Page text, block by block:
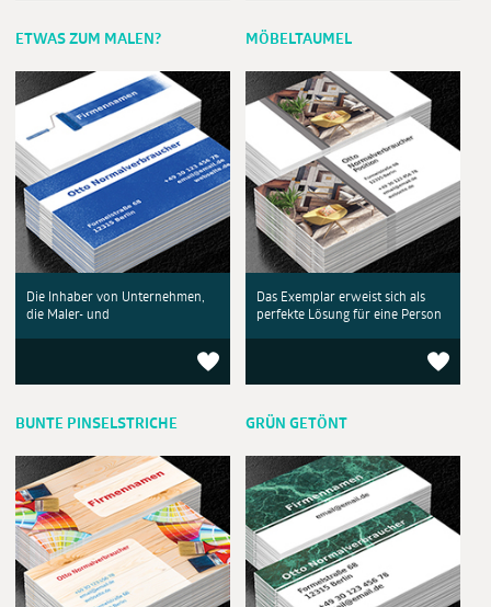
ETWAS ZUM MALEN?
Die Inhaber von Unternehmen,
die Maler- und
MÖBELTAUMEL
Das Exemplar erweist sich als
perfekte Lösung für eine Person
BUNTE PINSELSTRICHE GRÜN GETÖNT